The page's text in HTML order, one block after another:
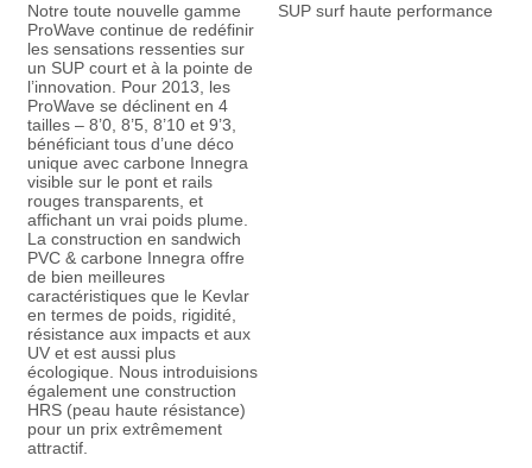
Notre toute nouvelle gamme
ProWave continue de redéfinir
les sensations ressenties sur
un SUP court et à la pointe de
l’innovation. Pour 2013, les
ProWave se déclinent en 4
tailles – 8’0, 8’5, 8’10 et 9’3,
bénéficiant tous d’une déco
unique avec carbone Innegra
visible sur le pont et rails
rouges transparents, et
affichant un vrai poids plume.
La construction en sandwich
PVC & carbone Innegra offre
de bien meilleures
caractéristiques que le Kevlar
en termes de poids, rigidité,
résistance aux impacts et aux
UV et est aussi plus
écologique. Nous introduisions
également une construction
HRS (peau haute résistance)
pour un prix extrêmement
attractif.
SUP surf haute performance